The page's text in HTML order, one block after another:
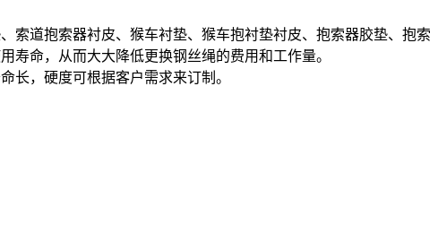
道抱索器衬皮、猴车衬垫、猴车抱衬垫衬皮、抱索器胶垫、抱索
命，从而大大降低更换钢丝绳的费用和工作量。
，硬度可根据客户需求来订制。